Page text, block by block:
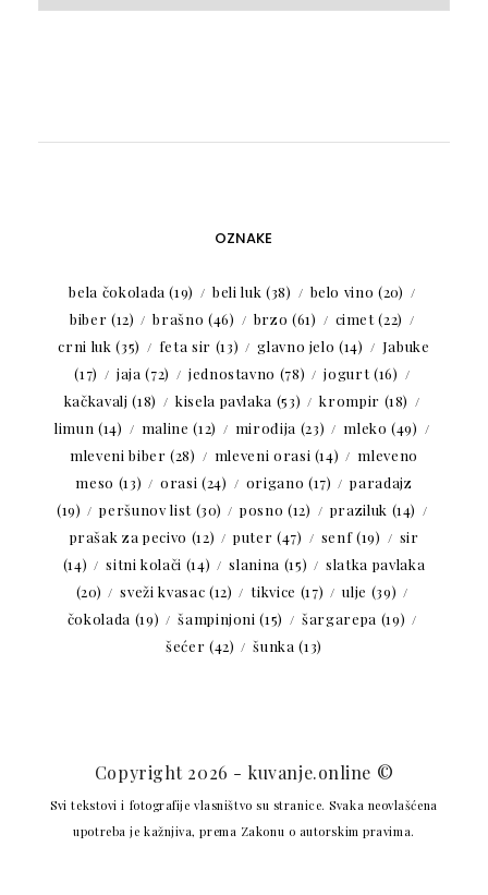
OZNAKE
bela čokolada (19) beli luk (38) belo vino (20)
biber (12) brašno (46) brzo (61) cimet(22)
crni luk (35) feta sir (13) glavno jelo (14)
Jabuke
(17)
jaja (72) jednostavno (78) jogurt(16)
kačkavalj (18) kisela pavlaka (53) krompir (18)
limun (14) maline (12) mirođija (23) mleko (49)
mleveni biber (28) mleveni orasi (14)
mleveno
meso (13) orasi (24) origano (17)
paradajz
(19)
peršunov list(30) posno (12) praziluk (14)
prašak za pecivo (12) puter (47) senf(19)
sir
(14)
sitni kolači (14) slanina (15)
slatka pavlaka
(20)
sveži kvasac (12) tikvice (17) ulje (39)
čokolada (19) šampinjoni (15) šargarepa (19)
šećer (42) šunka (13)
Copyright 2026 - kuvanje.online ©
Svi tekstovi i fotografije vlasništvo su stranice. Svaka neovlašćena
upotreba je kažnjiva, prema Zakonu o autorskim pravima.